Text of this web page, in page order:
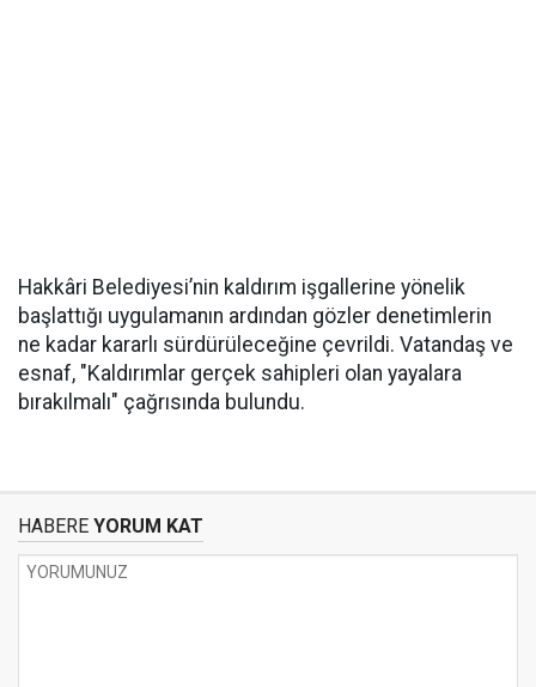
Hakkâri Belediyesi’nin kaldırım işgallerine yönelik
başlattığı uygulamanın ardından gözler denetimlerin
ne kadar kararlı sürdürüleceğine çevrildi. Vatandaş ve
esnaf, "Kaldırımlar gerçek sahipleri olan yayalara
bırakılmalı" çağrısında bulundu.
HABERE YORUM KAT